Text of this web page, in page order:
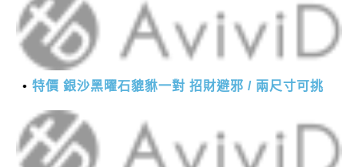
特價 銀沙黑曜石貔貅一對 招財避邪 / 兩尺寸可挑